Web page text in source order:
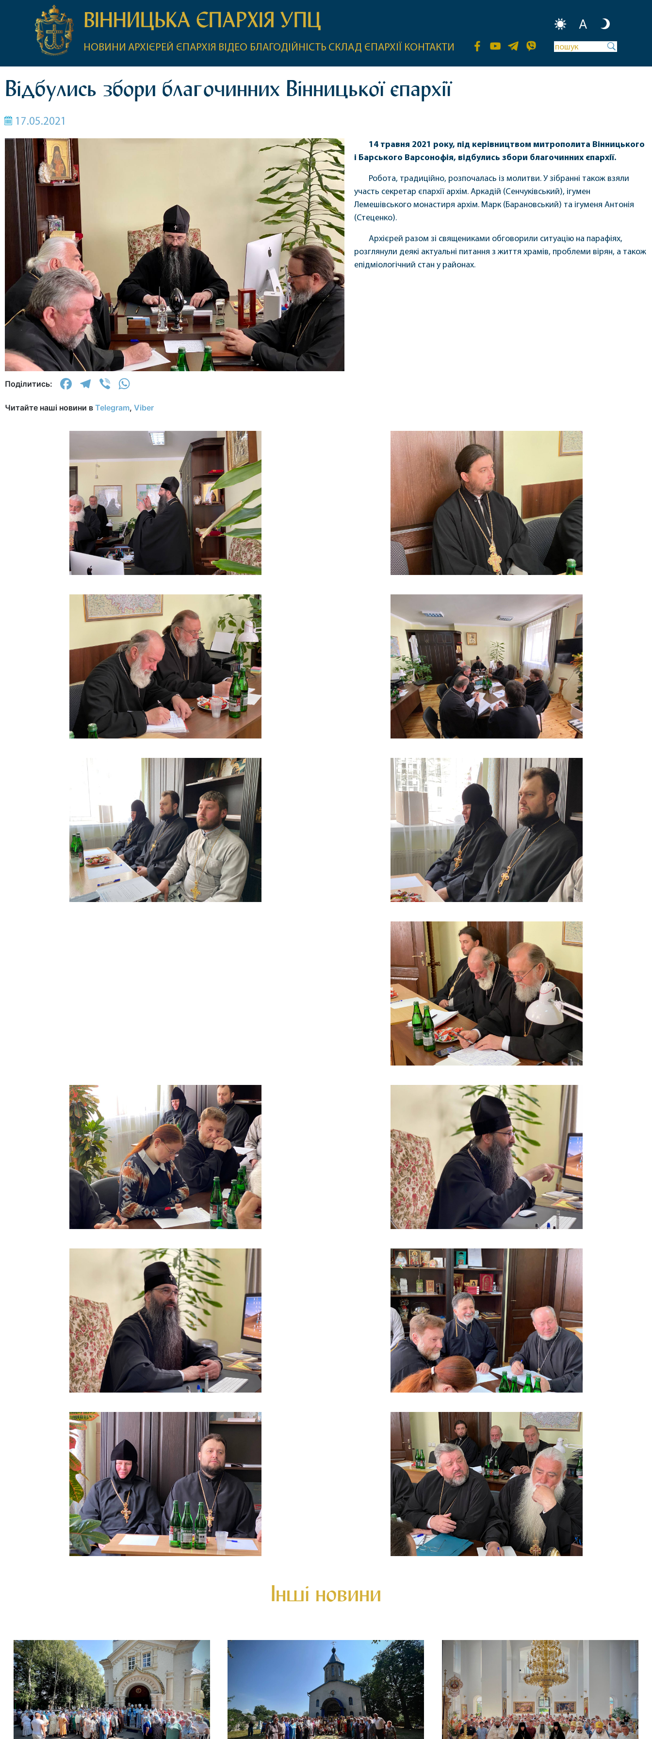
A
ВІННИЦЬКА ЄПАРХІЯ УПЦ
НОВИНИ АРХІЄРЕЙ ЄПАРХІЯ ВІДЕО БЛАГОДІЙНІСТЬ СКЛАД ЄПАРХІЇ КОНТАКТИ
Відбулись збори благочинних Вінницької єпархії
17.05.2021
14 травня 2021 року, під керівництвом митрополита Вінницького
і Барського Варсонофія, відбулись збори благочинних єпархії.
Робота, традиційно, розпочалась із молитви. У зібранні також взяли
участь секретар єпархії архім. Аркадій (Сенчуківський), ігумен
Лемешівського монастиря архім. Марк (Барановський) та ігуменя Антонія
(Стеценко).
Архієрей разом зі священиками обговорили ситуацію на парафіях,
розглянули деякі актуальні питання з життя храмів, проблеми вірян, а також
епідміологічний стан у районах.
Поділитись: Facebook
Telegram
Viber
Читайте наші новини в Telegram, Viber
Інші новини